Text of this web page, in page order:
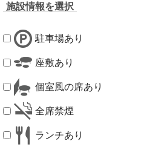
施設情報を選択
駐車場あり
座敷あり
個室風の席あり
全席禁煙
ランチあり